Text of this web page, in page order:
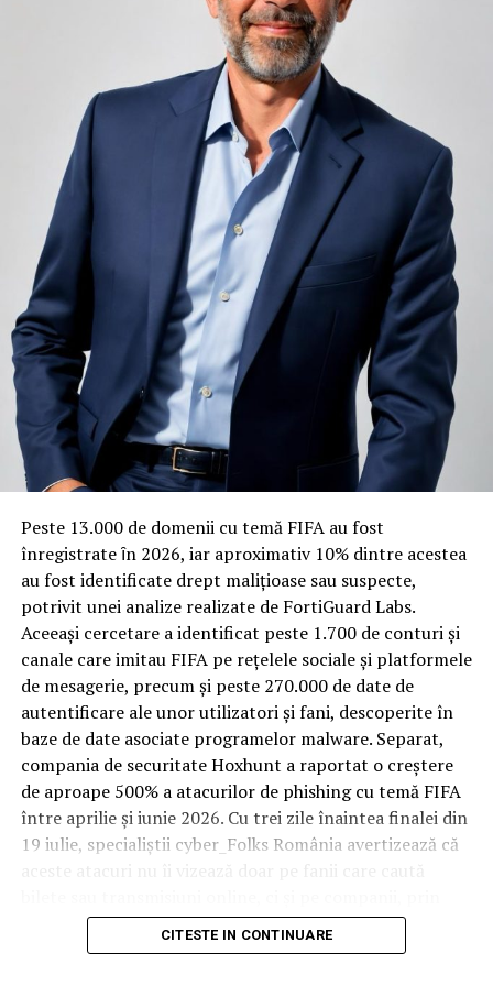
adiacent rămâne una dintre cele mai frecvente
nemulțumiri semnalate de oaspeți în recenziile online,
chiar și la unități altfel apreciate pentru servicii și
locație. De multe ori, oaspeții nu identifică pardoseala
drept sursa reală a problemei, ci descriu simplu senzația
de spațiu zgomotos sau agitat.
Pardoseala joacă un rol important în absorbția acestor
sunete, mai ales în zonele de trecere frecventă dintre
cameră și baie sau dintre pat și fereastră. Un material cu
proprietăți fonoabsorbante bune reduce transmiterea
zgomotului către camerele vecine și către etajele
inferioare, un aspect esențial mai ales în clădirile mai
vechi, cu structuri care nu au fost proiectate inițial
pentru izolare fonică performantă.
Rotația rapidă a oaspeților cere
materiale rezistente
Spre diferență de o locuință obișnuită, o cameră de hotel
trece printr-un ciclu de utilizare intensă: oaspeți diferiți,
bagaje trase pe roți, curățenie zilnică, uneori mai multe
rezervări consecutive în aceeași săptămână. Această
frecvență ridicată de utilizare pune presiune reală pe
orice suprafață, iar pardoseala este printre primele
elemente afectate vizibil, mai ales în zona din jurul
patului și a ușii de acces.
În etapa de renovare sau construcție, administratorii
care iau în calcul mocheta trafic intenspentru zonele
cu rotație mare reduc riscul de uzură prematură și de
decolorare vizibilă în punctele de trecere frecventă. Este
o decizie care ține mai puțin de stil și mai mult de
după primele sezoane de utilizare intensă.
Peste 13.000 de domenii cu temă FIFA au fost
înregistrate ȋn 2026, iar aproximativ 10% dintre acestea
au fost identificate drept malițioase sau suspecte,
potrivit unei analize realizate de FortiGuard Labs.
Aceeași cercetare a identificat peste 1.700 de conturi și
canale care imitau FIFA pe rețelele sociale și platformele
de mesagerie, precum și peste 270.000 de date de
autentificare ale unor utilizatori și fani, descoperite în
baze de date asociate programelor malware. Separat,
compania de securitate Hoxhunt a raportat o creștere
de aproape 500% a atacurilor de phishing cu temă FIFA
între aprilie și iunie 2026. Cu trei zile înaintea finalei din
19 iulie, specialiștii cyber_Folks România avertizează că
conturile, dispozitivele și infrastructura digitală
utilizate de angajați.
CITESTE IN CONTINUARE